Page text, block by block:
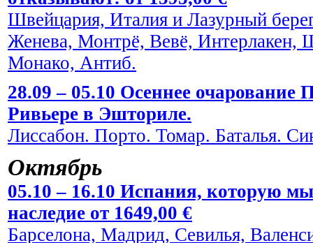
Швейцария, Италия и Лазурный
Женева, Монтрё, Вевё,
Монако, Антиб.
28.09 – 05.10 Осеннее
Ривьере в Эшториле.
Лиссабон. Порто. Томар. Баталья.
Октябрь
05.10 – 16.10 Испания, которую
наследие от 1649,00 €
Барселона, Мадрид, Севилья,